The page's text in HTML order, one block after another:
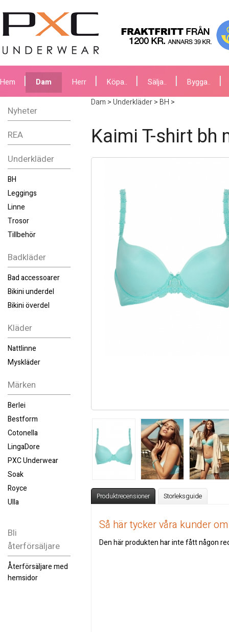
Hem Dam Herr Köpa.. Sälja.. Bygga..
Nyheter
REA
Underkläder
BH
Leggings
Linne
Trosor
Tillbehör
Badkläder
Bad accessoarer
Bikini underdel
Bikini överdel
Kläder
Nattlinne
Myskläder
Märken
Berlei
Bestform
Cotonella
LingaDore
PXC Underwear
Soak
Royce
Ulla
Bli
återförsäljare
Återförsäljare med
hemsidor
Dam > Underkläder> BH >
Kaimi T-shirt bh
Produktrecensioner Storleksguide
Så här tycker våra kunder
Den här produkten har inte fått någon